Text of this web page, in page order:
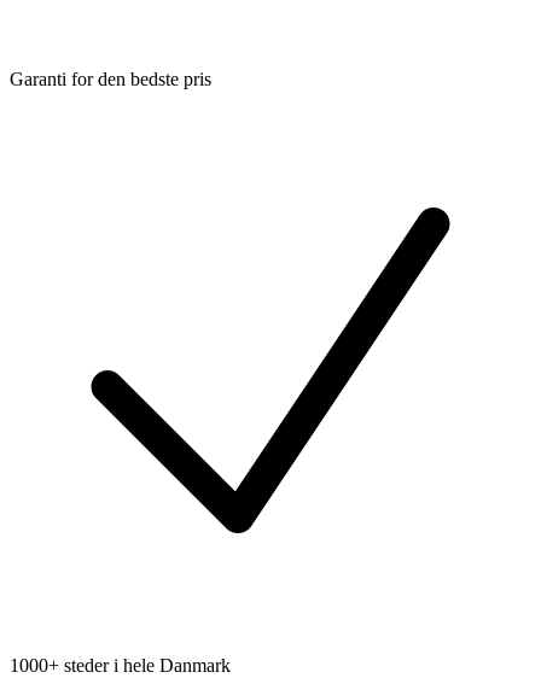
Garanti for den bedste pris
1000+ steder i hele Danmark